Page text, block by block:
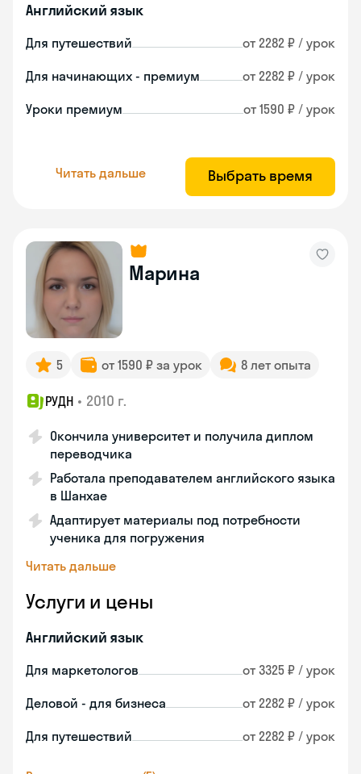
Английский язык
Для путешествий от 2282 ₽ / урок
Для начинающих - премиум от 2282 ₽ / урок
Уроки премиум от 1590 ₽ / урок
Читать дальше Выбрать время
Марина
5 от 1590 ₽ за урок 8 лет опыта
РУДН • 2010 г.
Окончила университет и получила диплом
переводчика
Работала преподавателем английского языка
в Шанхае
Адаптирует материалы под потребности
ученика для погружения
Читать дальше
Услуги и цены
Английский язык
Для маркетологов от 3325 ₽ / урок
Деловой - для бизнеса от 2282 ₽ / урок
Для путешествий от 2282 ₽ / урок